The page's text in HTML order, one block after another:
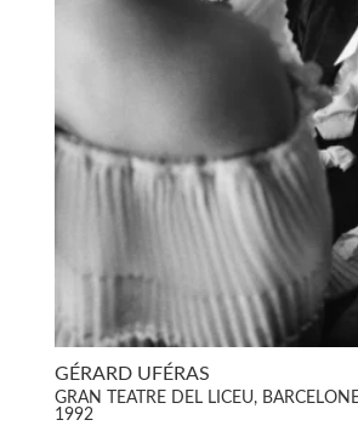
GÉRARD UFÉRAS
GRAN TEATRE DEL LICEU,
1992